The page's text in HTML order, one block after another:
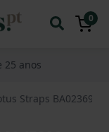
0
25 anos
Straps BA02369